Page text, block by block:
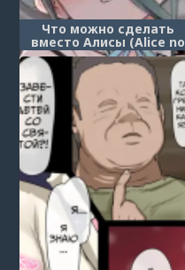
Что можно сделать
вместо Алисы (Alice no
Kawari ni Dekiru Koto)